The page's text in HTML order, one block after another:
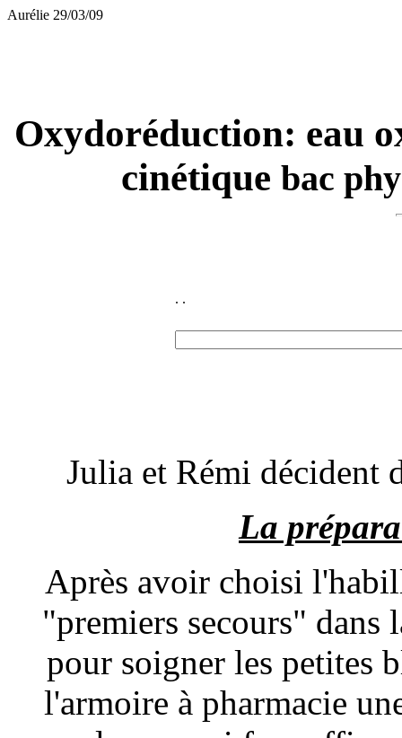
Aurélie 29/03/09
Oxydoréduction: eau
cinétique bac
. .
Julia et Rémi décident
La
Après avoir choisi
"premiers secours" dans
pour soigner les petites
l'armoire à pharmacie